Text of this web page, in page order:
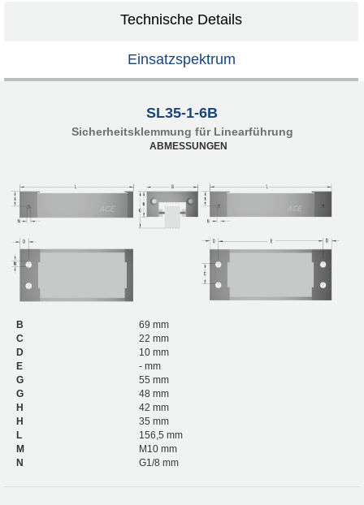
Technische Details
Einsatzspektrum
SL35-1-6B
Sicherheitsklemmung für Linearführung
ABMESSUNGEN
B
69 mm
C
22 mm
D
10 mm
E
- mm
G
55 mm
G
48 mm
H
42 mm
H
35 mm
L
156,5 mm
M
M10 mm
N
G1/8 mm